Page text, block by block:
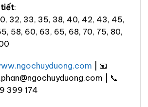
tiết:
32, 33, 35, 38, 40, 42, 43, 45,
58, 60, 63, 65, 68, 70, 75, 80,
| 📧
| 📞
399 174